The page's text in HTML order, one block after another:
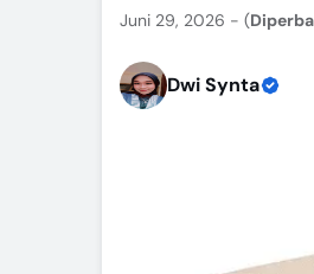
Juni 29, 2026 - (
Dwi Synta